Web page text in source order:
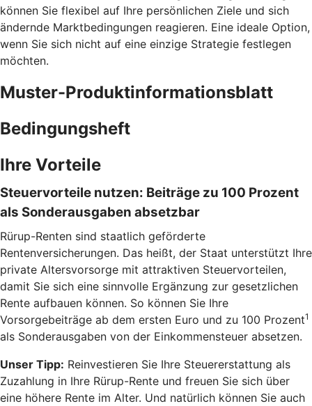
können Sie flexibel auf Ihre persönlichen Ziele und sich
ändernde Marktbedingungen reagieren. Eine ideale Option,
wenn Sie sich nicht auf eine einzige Strategie festlegen
möchten.
Muster-Produktinformationsblatt
Bedingungsheft
Ihre Vorteile
Steuervorteile nutzen: Beiträge zu 100 Prozent
als Sonderausgaben absetzbar
Rürup-Renten sind staatlich geförderte
Rentenversicherungen. Das heißt, der Staat unterstützt Ihre
private Altersvorsorge mit attraktiven Steuervorteilen,
damit Sie sich eine sinnvolle Ergänzung zur gesetzlichen
Rente aufbauen können. So können Sie Ihre
Vorsorgebeiträge ab dem ersten Euro und zu 100 Prozent1
als Sonderausgaben von der Einkommensteuer absetzen.
Unser Tipp: Reinvestieren Sie Ihre Steuererstattung als
Zuzahlung in Ihre Rürup-Rente und freuen Sie sich über
eine höhere Rente im Alter. Und natürlich können Sie auch